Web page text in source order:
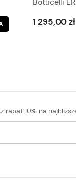
Botticelli
1 295,00 zł
rabat 10% na